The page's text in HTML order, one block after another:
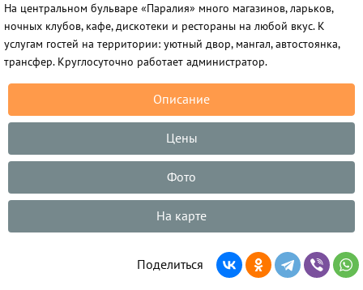
На центральном бульваре «Паралия» много магазинов, ларьков,
ночных клубов, кафе, дискотеки и рестораны на любой вкус. К
услугам гостей на территории: уютный двор, мангал, автостоянка,
трансфер. Круглосуточно работает администратор.
Описание
Цены
Фото
На карте
Поделиться